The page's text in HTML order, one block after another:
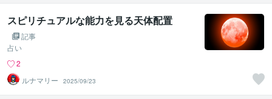
スピリチュアルな能力を見る天体配置
記事
占い
2
ルナマリー
2025/09/23